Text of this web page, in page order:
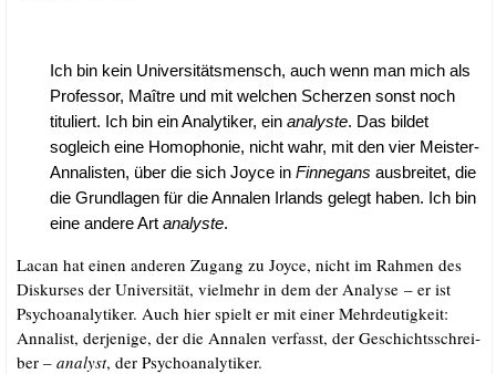
Ich bin kein Uni­ver­si­täts­mensch, auch wenn man mich als
Pro­fes­sor, Maît­re und mit wel­chen Scher­zen sonst noch
titu­liert. Ich bin ein Ana­ly­ti­ker, ein ana­lys­te. Das bil­det
sogleich eine Homo­pho­nie, nicht wahr, mit den vier Meis­ter-
Anna­lis­ten, über die sich Joy­ce in Fin­ne­gans aus­brei­tet, die
die Grund­la­gen für die Anna­len Irlands gelegt haben. Ich bin
eine ande­re Art ana­lys­te.
Lacan hat einen ande­ren Zugang zu Joy­ce, nicht im Rah­men des
Dis­kur­ses der Uni­ver­si­tät, viel­mehr in dem der Ana­ly­se – er ist
Psy­cho­ana­ly­ti­ker. Auch hier spielt er mit einer Mehr­deu­tig­keit:
Anna­list, der­je­ni­ge, der die Anna­len ver­fasst, der Geschichts­schrei­
ber – ana­lyst, der Psychoanalytiker.